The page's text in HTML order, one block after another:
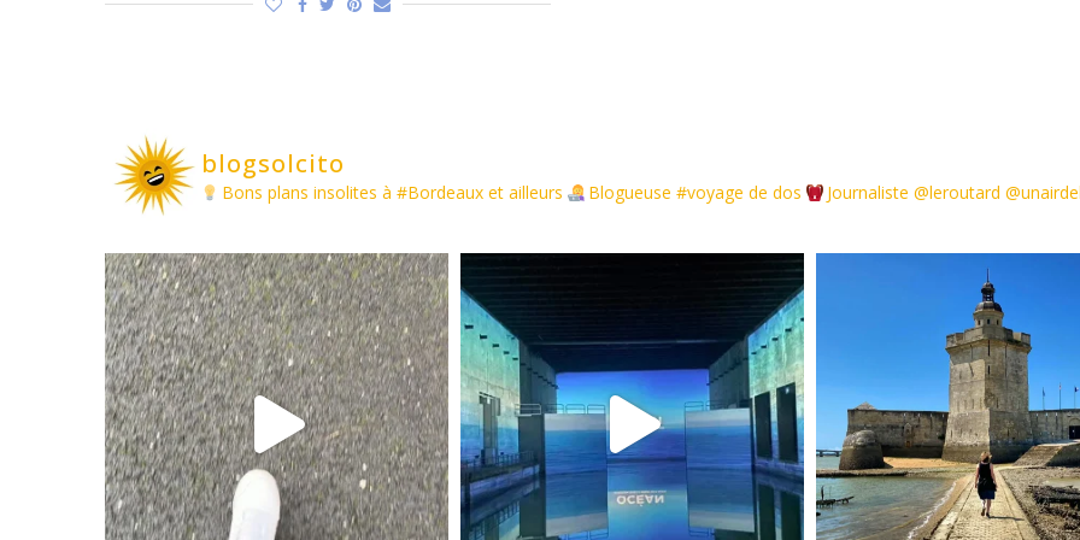
blogsolcito
Bons plans insolites à #Bordeaux et ailleurs Blogueuse #voyage de dos Journaliste @leroutard